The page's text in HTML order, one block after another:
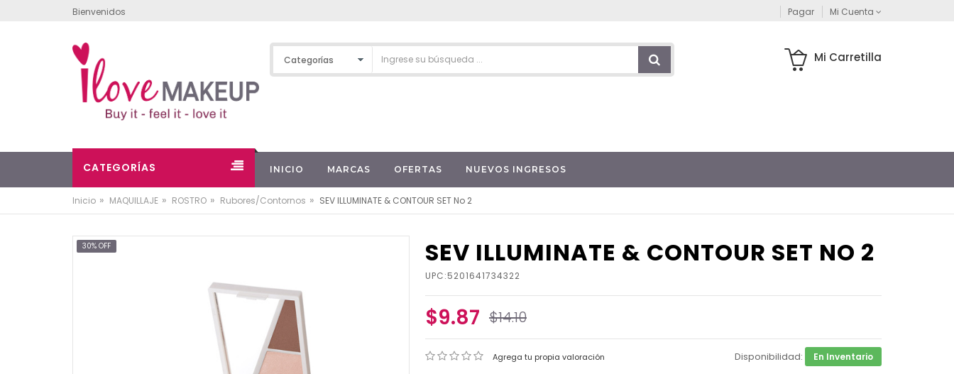
Bienvenidos Pagar Mi Cuenta
Mi Carretilla
CATEGORÍAS INICIO MARCAS OFERTAS NUEVOS INGRESOS
Inicio » MAQUILLAJE » ROSTRO » Rubores/Contornos » SEV ILLUMINATE & CONTOUR SET No 2
30% OFF SEV ILLUMINATE & CONTOUR SET NO 2
UPC:5201641734322
$9.87 $14.10
Agrega tu propia valoración Disponibilidad: En Inventario